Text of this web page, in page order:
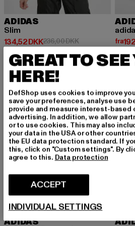
ADIDAS
Slim
134,52 DKK
Nuværende pris: 134,52 DKK
236,00 DKKKampagnepris:
fra
-53%
ADIDAS
GREAT TO SEE
HERE!
DefShop uses cookies to improve
save your preferences, analyse use
provide and measure interest-based
advertising. In addition, we allow
or to use cookies. This may also
your data in the USA or other
the EU data protection standard. If
this, click on "Custom settings". By
agree to this. Data protection
ACCEPT
INDIVIDUAL SETTINGS